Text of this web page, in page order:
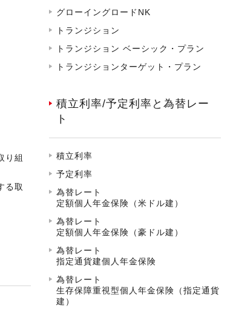
り組
る取
グローイングロードNK
トランジション
トランジション ベーシック・プラン
トランジションターゲット・プラン
積立利率/予定利率と為替レー
ト
積立利率
予定利率
為替レート
定額個人年金保険（米ドル建）
為替レート
定額個人年金保険（豪ドル建）
為替レート
指定通貨建個人年金保険
為替レート
生存保障重視型個人年金保険（指定通貨
建）